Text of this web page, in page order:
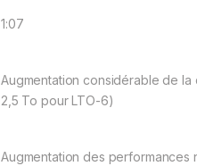
1:07
Augmentation considérable de
2,5 To pour LTO-6)
Augmentation des performances